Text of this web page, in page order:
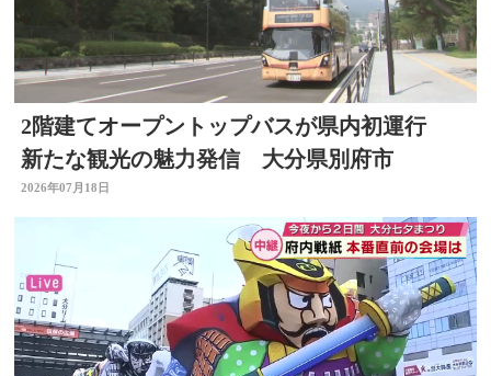
2階建てオープントップバスが県内初運行
新たな観光の魅力発信 大分県別府市
2026年07月18日